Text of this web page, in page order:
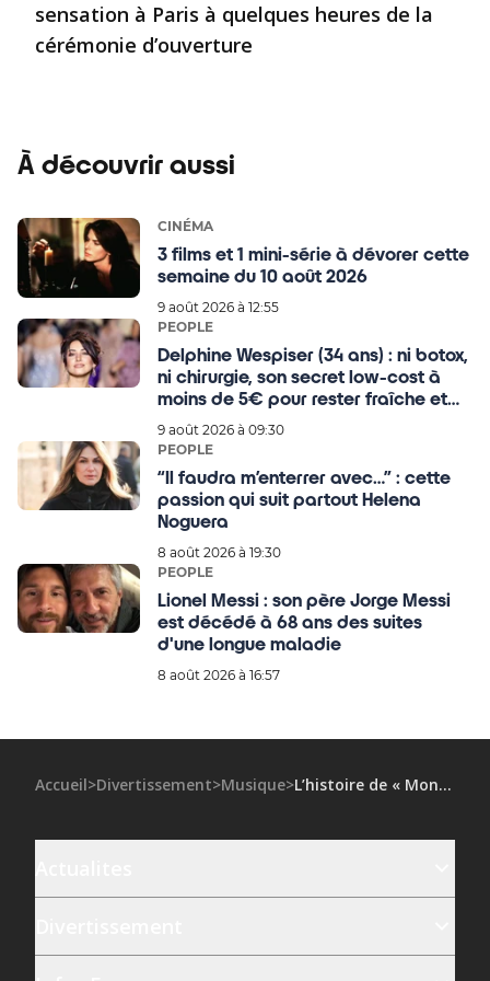
sensation à Paris à quelques heures de la
cérémonie d’ouverture
À découvrir aussi
CINÉMA
3 films et 1 mini-série à dévorer cette
semaine du 10 août 2026
9 août 2026 à 12:55
PEOPLE
Delphine Wespiser (34 ans) : ni botox,
ni chirurgie, son secret low-cost à
moins de 5€ pour rester fraîche et
ralentir le vieillissement cutané
9 août 2026 à 09:30
PEOPLE
“Il faudra m’enterrer avec…” : cette
passion qui suit partout Helena
Noguera
8 août 2026 à 19:30
PEOPLE
Lionel Messi : son père Jorge Messi
est décédé à 68 ans des suites
d'une longue maladie
8 août 2026 à 16:57
Accueil>Divertissement>Musique> L’histoire de « Mon truc en plumes », la chanson de Zizi Jeanmaire que Lady Gaga devrait chanter aux JO